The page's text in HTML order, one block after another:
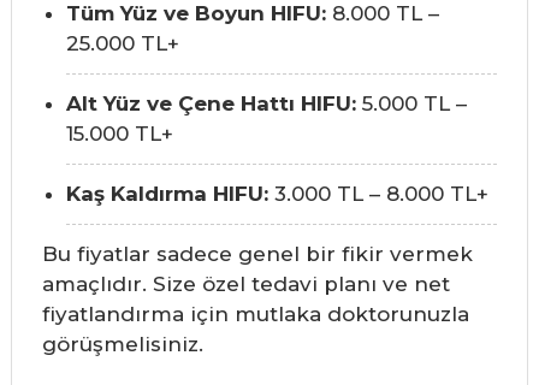
Tüm Yüz ve Boyun HIFU:8.000 TL –
25.000 TL+
Alt Yüz ve Çene Hattı HIFU:5.000 TL –
15.000 TL+
Kaş Kaldırma HIFU:3.000 TL – 8.000 TL+
Bu fiyatlar sadece genel bir fikir vermek
amaçlıdır. Size özel tedavi planı ve net
fiyatlandırma için mutlaka doktorunuzla
görüşmelisiniz.